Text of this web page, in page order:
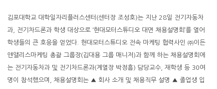
김포대학교 대학일자리플러스센터(센터장 조성호)는 지난 28일 전기자동차
과, 전기차드론과 학생 대상으로 ‘현대모터스튜디오 대면 채용설명회’를 열어
학생들의 큰 호응을 얻었다. 현대모터스튜디오 전속 마케팅 협력사인 ㈜이든
앤앨리스마케팅 총괄 그룹장(김대용 그룹 매니저)과 함께 하는 채용설명회에
는 전기자동차과 및 전기차드론과(계열장 박정흠) 담당교수, 재학생 등 30여
명이 참석했으며, 채용설명회는 ▲ 회사 소개 및 채용직무 설명 ▲ 졸업생 입